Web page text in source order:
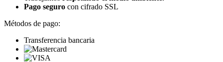
Pago seguro con cifrado SSL
Métodos de pago:
Transferencia bancaria